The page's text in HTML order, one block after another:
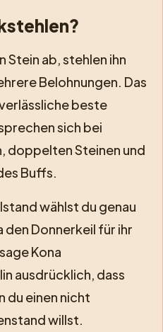
Stein ab, stehlen ihn
Belohnungen. Das
beste
sich bei
doppelten Steinen und
Buffs.
wählst du genau
den Donnerkeil für ihr
Kona
ausdrücklich, dass
du einen nicht
willst.